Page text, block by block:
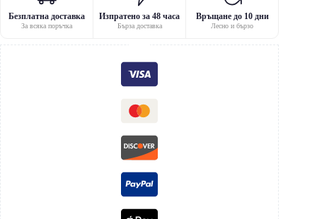
Безплатна доставка
За всяка поръчка
Изпратено за 48 часа
Бърза доставка
Връщане до 10 дни
Лесно и бързо